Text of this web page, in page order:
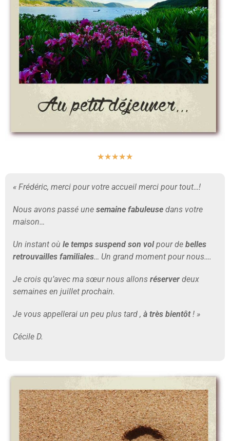
★★★★★
« Frédéric, merci pour votre accueil merci pour tout…!
Nous avons passé une semaine fabuleuse dans votre
maison…
Un instant où le temps suspend son volpour de belles
retrouvailles familiales… Un grand moment pour nous….
Je crois qu’avec ma sœur nous allons réserver deux
semaines en juillet prochain.
Je vous appellerai un peu plus tard , à très bientôt! »
Cécile D.